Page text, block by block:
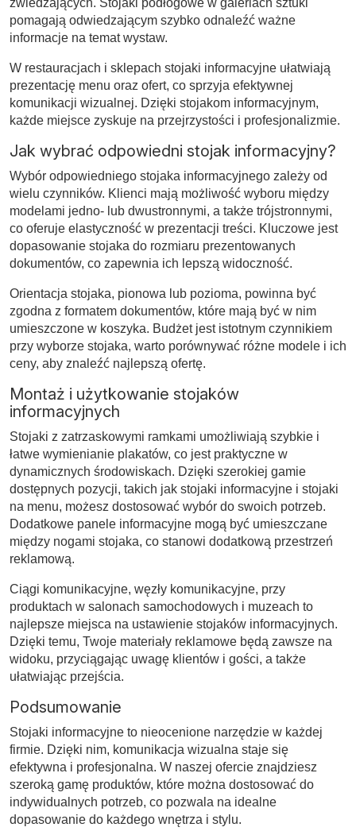
pomagają odwiedzającym szybko odnaleźć ważne
informacje na temat wystaw.
W restauracjach i sklepach stojaki informacyjne ułatwiają
prezentację menu oraz ofert, co sprzyja efektywnej
komunikacji wizualnej. Dzięki stojakom informacyjnym,
każde miejsce zyskuje na przejrzystości i profesjonalizmie.
Jak wybrać odpowiedni stojak informacyjny?
Wybór odpowiedniego stojaka informacyjnego zależy od
wielu czynników. Klienci mają możliwość wyboru między
modelami jedno- lub dwustronnymi, a także trójstronnymi,
co oferuje elastyczność w prezentacji treści. Kluczowe jest
dopasowanie stojaka do rozmiaru prezentowanych
dokumentów, co zapewnia ich lepszą widoczność.
Orientacja stojaka, pionowa lub pozioma, powinna być
zgodna z formatem dokumentów, które mają być w nim
umieszczone w koszyka. Budżet jest istotnym czynnikiem
przy wyborze stojaka, warto porównywać różne modele i ich
ceny, aby znaleźć najlepszą ofertę.
Montaż i użytkowanie stojaków
informacyjnych
Stojaki z zatrzaskowymi ramkami umożliwiają szybkie i
łatwe wymienianie plakatów, co jest praktyczne w
dynamicznych środowiskach. Dzięki szerokiej gamie
dostępnych pozycji, takich jak stojaki informacyjne i stojaki
na menu, możesz dostosować wybór do swoich potrzeb.
Dodatkowe panele informacyjne mogą być umieszczane
między nogami stojaka, co stanowi dodatkową przestrzeń
reklamową.
Ciągi komunikacyjne, węzły komunikacyjne, przy
produktach w salonach samochodowych i muzeach to
najlepsze miejsca na ustawienie stojaków informacyjnych.
Dzięki temu, Twoje materiały reklamowe będą zawsze na
widoku, przyciągając uwagę klientów i gości, a także
ułatwiając przejścia.
Podsumowanie
Stojaki informacyjne to nieocenione narzędzie w każdej
firmie. Dzięki nim, komunikacja wizualna staje się
efektywna i profesjonalna. W naszej ofercie znajdziesz
szeroką gamę produktów, które można dostosować do
indywidualnych potrzeb, co pozwala na idealne
dopasowanie do każdego wnętrza i stylu.